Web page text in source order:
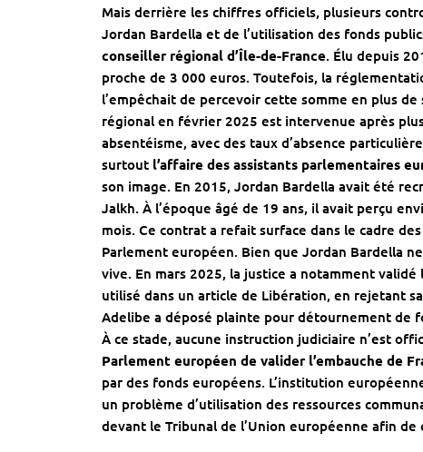
Mais derrière les chiffres officiels, plusieurs
Jordan Bardella et de l’utilisation des fonds
conseiller régional d’Île-de-France. Élu depuis
proche de 3 000 euros. Toutefois, la
l’empêchait de percevoir cette somme en plus
régional en février 2025 est intervenue après
absentéisme, avec des taux d’absence
surtout l’affaire des assistants parlementaires
son image. En 2015, Jordan Bardella avait été
Jalkh. À l’époque âgé de 19 ans, il avait perçu
mois. Ce contrat a refait surface dans le cadre
Parlement européen. Bien que Jordan Bardella
vive. En mars 2025, la justice a notamment validé
utilisé dans un article de Libération, en rejetant
Adelibe a déposé plainte pour détournement de
À ce stade, aucune instruction judiciaire n’est
Parlement européen de valider l’embauche de
par des fonds européens. L’institution
un problème d’utilisation des ressources
devant le Tribunal de l’Union européenne afin